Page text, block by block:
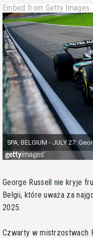
Embed from Getty Images
George Russell nie kryje
Belgii, które uważa za
2025.
Czwarty w mistrzostwach